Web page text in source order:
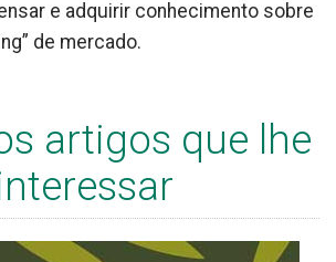
e adquirir conhecimento sobre
de mercado.
artigos que lhe